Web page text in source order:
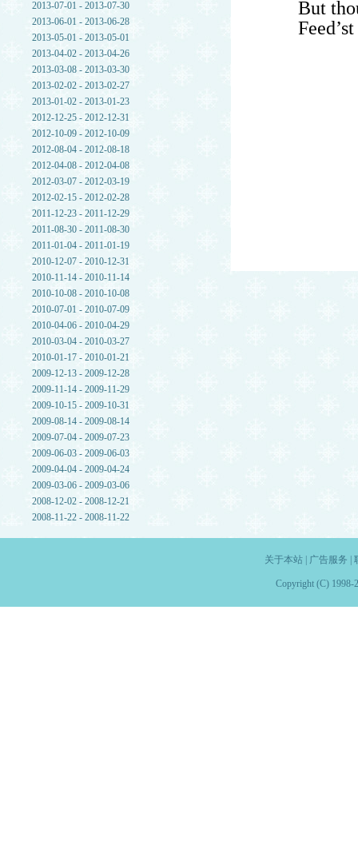
2013-07-01 - 2013-07-30
2013-06-01 - 2013-06-28
2013-05-01 - 2013-05-01
2013-04-02 - 2013-04-26
2013-03-08 - 2013-03-30
2013-02-02 - 2013-02-27
2013-01-02 - 2013-01-23
2012-12-25 - 2012-12-31
2012-10-09 - 2012-10-09
2012-08-04 - 2012-08-18
2012-04-08 - 2012-04-08
2012-03-07 - 2012-03-19
2012-02-15 - 2012-02-28
2011-12-23 - 2011-12-29
2011-08-30 - 2011-08-30
2011-01-04 - 2011-01-19
2010-12-07 - 2010-12-31
2010-11-14 - 2010-11-14
2010-10-08 - 2010-10-08
2010-07-01 - 2010-07-09
2010-04-06 - 2010-04-29
2010-03-04 - 2010-03-27
2010-01-17 - 2010-01-21
2009-12-13 - 2009-12-28
2009-11-14 - 2009-11-29
2009-10-15 - 2009-10-31
2009-08-14 - 2009-08-14
2009-07-04 - 2009-07-23
2009-06-03 - 2009-06-03
2009-04-04 - 2009-04-24
2009-03-06 - 2009-03-06
2008-12-02 - 2008-12-21
2008-11-22 - 2008-11-22
But
关于本站| 广告服务
Copyright (C) 1998-